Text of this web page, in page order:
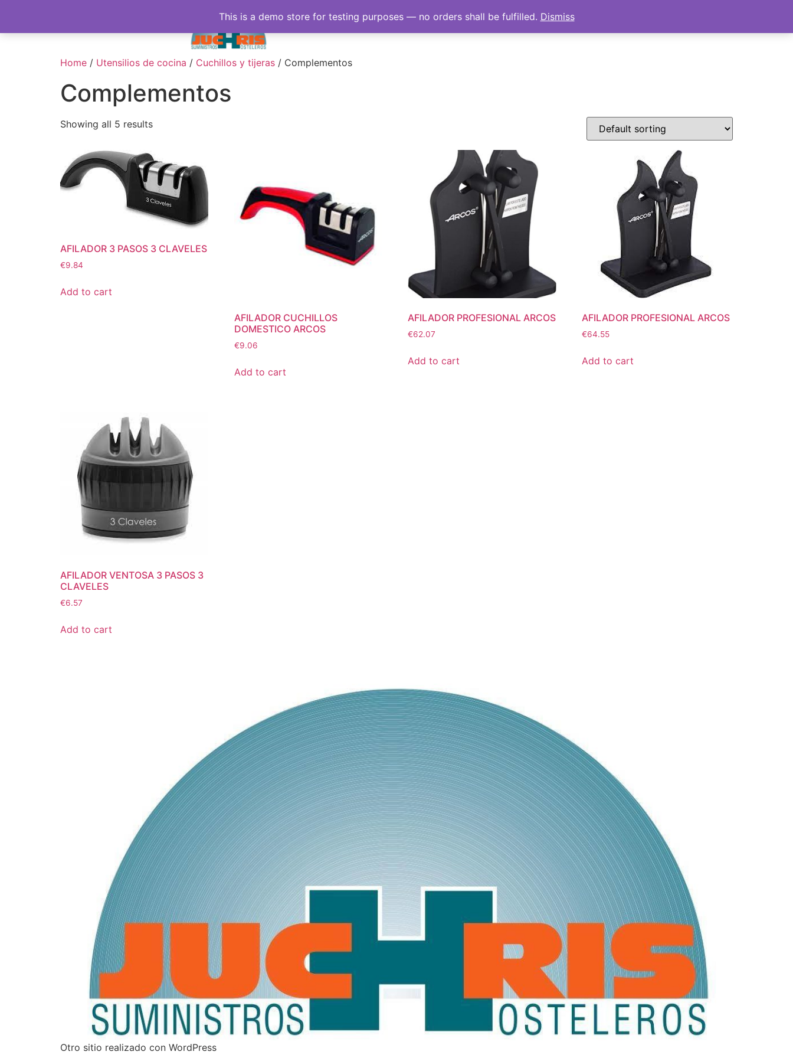
Home / Utensilios de cocina / Cuchillos y tijeras / Complementos
Complementos
Showing all 5 results
AFILADOR 3 PASOS 3 CLAVELES
€9.84
Add to cart
AFILADOR CUCHILLOS
DOMESTICO ARCOS
€9.06
Add to cart
AFILADOR PROFESIONAL ARCOS
€62.07
Add to cart
AFILADOR PROFESIONAL ARCOS
€64.55
Add to cart
AFILADOR VENTOSA 3 PASOS 3
CLAVELES
€6.57
Add to cart
Otro sitio realizado con WordPress
This is a demo store for testing purposes — no orders shall be fulfilled. Dismiss